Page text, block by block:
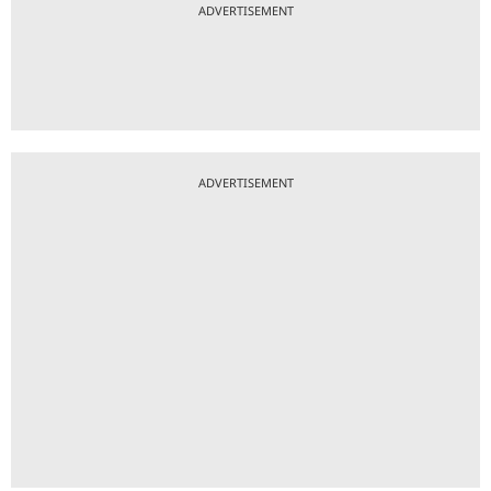
ADVERTISEMENT
ADVERTISEMENT